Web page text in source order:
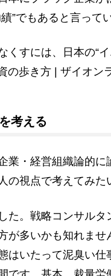
”でもあると言って
くすには、日本の“
の歩き方 | ザイオン
考える
業・経営組織論的
の視点で考えてみた
た。戦略コンサル
が多いかも知れま
いたって泥臭い仕